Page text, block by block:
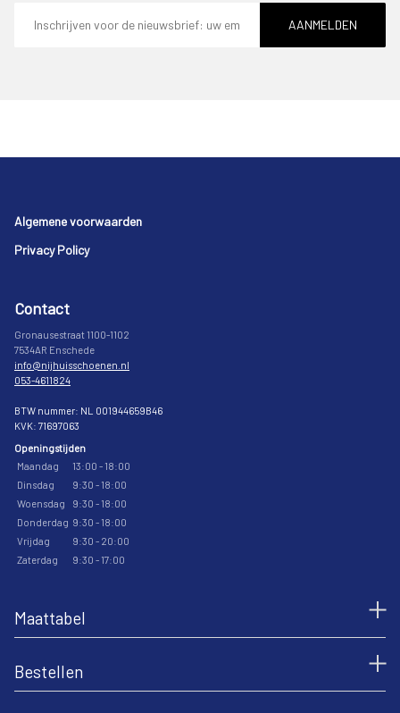
mailadres
AANMELDEN
Footer
Algemene voorwaarden
Privacy Policy
Contact
Gronausestraat 1100-1102
7534AR Enschede
info@nijhuisschoenen.nl
053-4611824
BTW nummer: NL 001944659B46
KVK: 71697063
Openingstijden
Maandag
13:00 - 18:00
Dinsdag
9:30 - 18:00
Woensdag
9:30 - 18:00
Donderdag 9:30 - 18:00
Vrijdag
9:30 - 20:00
Zaterdag
9:30 - 17:00
Maattabel
Bestellen